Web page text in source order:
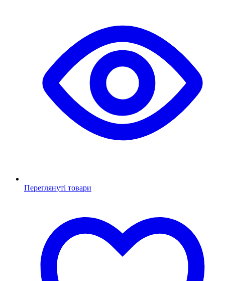
Переглянуті товари